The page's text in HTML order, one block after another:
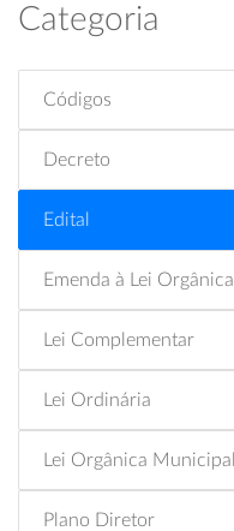
Categoria
Códigos
Decreto
Edital
Emenda à Lei Orgânica
Lei Complementar
Lei Ordinária
Lei Orgânica Municipal
Plano Diretor